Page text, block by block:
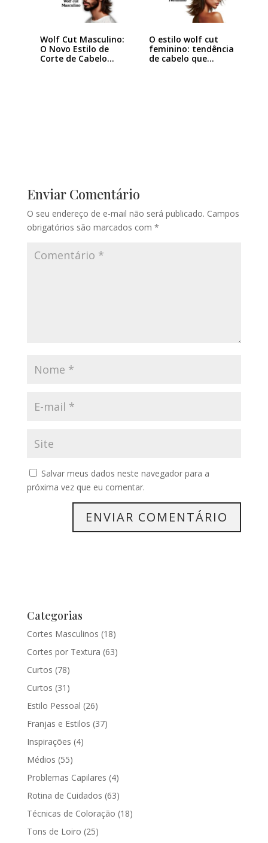
Wolf Cut Masculino:
O Novo Estilo de
Corte de Cabelo…
O estilo wolf cut
feminino: tendência
de cabelo que…
Enviar Comentário
O seu endereço de e-mail não será publicado. Campos
obrigatórios são marcados com *
Salvar meus dados neste navegador para a
próxima vez que eu comentar.
Categorias
Cortes Masculinos (18)
Cortes por Textura (63)
Curtos (78)
Curtos (31)
Estilo Pessoal (26)
Franjas e Estilos (37)
Inspirações (4)
Médios (55)
Problemas Capilares (4)
Rotina de Cuidados (63)
Técnicas de Coloração (18)
Tons de Loiro (25)